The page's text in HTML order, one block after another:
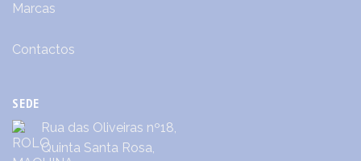
Marcas
Contactos
SEDE
Rua das Oliveiras nº18,
Quinta Santa Rosa,